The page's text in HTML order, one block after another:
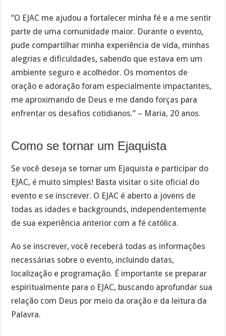
“O EJAC me ajudou a fortalecer minha fé e a me sentir
parte de uma comunidade maior. Durante o evento,
pude compartilhar minha experiência de vida, minhas
alegrias e dificuldades, sabendo que estava em um
ambiente seguro e acolhedor. Os momentos de
oração e adoração foram especialmente impactantes,
me aproximando de Deus e me dando forças para
enfrentar os desafios cotidianos.” – Maria, 20 anos.
Como se tornar um Ejaquista
Se você deseja se tornar um Ejaquista e participar do
EJAC, é muito simples! Basta visitar o site oficial do
evento e se inscrever. O EJAC é aberto a jovens de
todas as idades e backgrounds, independentemente
de sua experiência anterior com a fé católica.
Ao se inscrever, você receberá todas as informações
necessárias sobre o evento, incluindo datas,
localização e programação. É importante se preparar
espiritualmente para o EJAC, buscando aprofundar sua
relação com Deus por meio da oração e da leitura da
Palavra.